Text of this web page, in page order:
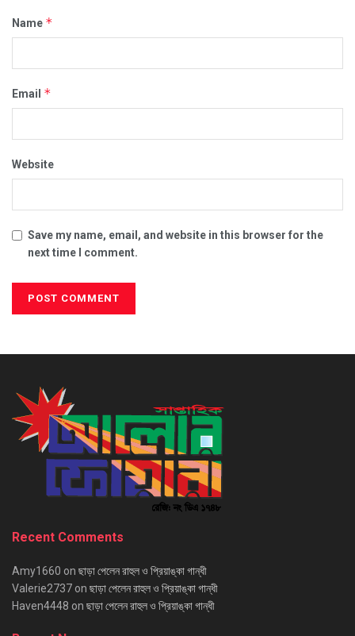
Name *
Email *
Website
Save my name, email, and website in this browser for the
next time I comment.
Recent Comments
Amy1660 on ছাড়া পেলেন রাহুল ও প্রিয়াঙ্কা গান্ধী
Valerie2737 on ছাড়া পেলেন রাহুল ও প্রিয়াঙ্কা গান্ধী
Haven4448 on ছাড়া পেলেন রাহুল ও প্রিয়াঙ্কা গান্ধী